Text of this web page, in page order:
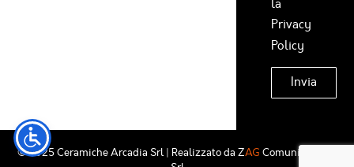
la
Privacy
Policy
Invia
© 2025 Ceramiche Arcadia Srl | Realizzato da ZAG Comunicazione